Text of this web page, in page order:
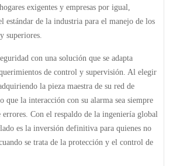
exigentes y empresas por igual,
estándar de la industria para el manejo de los
superiores.
con una solución que se adapta
de control y supervisión. Al elegir
adquiriendo la pieza maestra de su red de
que la interacción con su alarma sea siempre
Con el respaldo de la ingeniería global
es la inversión definitiva para quienes no
se trata de la protección y el control de